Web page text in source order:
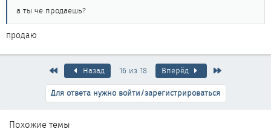
а ты че продаешь?
продаю
ПервыйНазад 16 из 18 Вперёд
Для ответа нужно войти/зарегистрироваться
Похожие темы